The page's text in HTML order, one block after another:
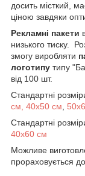
досить місткий,
ціною завдяки
Рекламні пакети
низького тиску.
змогу виробляти
логотипу типу
від 100 шт.
Стандартні
см, 40х50 см,
Стандартні
40х60 см
Можливе
прораховується